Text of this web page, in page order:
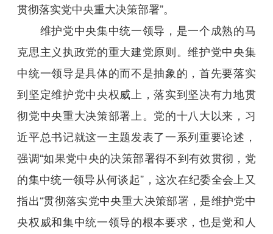
贯彻落实党中央重大决策部署”。
维护党中央集中统一领导，是一个成熟的马
克思主义执政党的重大建党原则。维护党中央集
中统一领导是具体的而不是抽象的，首先要落实
到坚定维护党中央权威上，落实到坚决有力地贯
彻党中央重大决策部署上。党的十八大以来，习
近平总书记就这一主题发表了一系列重要论述，
强调“如果党中央的决策部署得不到有效贯彻，党
的集中统一领导从何谈起”，这次在纪委全会上又
指出“贯彻落实党中央重大决策部署，是维护党中
央权威和集中统一领导的根本要求，也是党和人